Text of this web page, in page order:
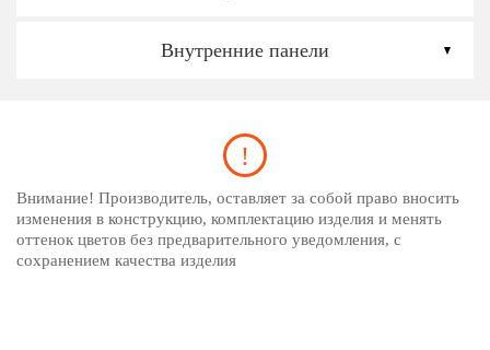
Внутренние панели
Внимание! Производитель, оставляет за собой право вносить
изменения в конструкцию, комплектацию изделия и менять
оттенок цветов без предварительного уведомления, с
сохранением качества изделия